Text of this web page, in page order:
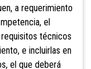
a requerimiento
el
técnicos
e incluirlas en
el que deberá